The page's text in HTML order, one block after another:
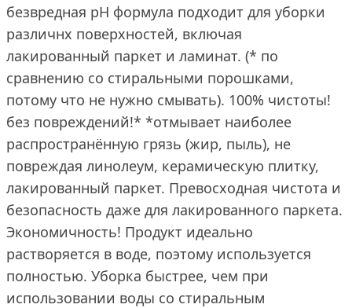
безвредная рН формула подходит для уборки
различнх поверхностей, включая
лакированный паркет и ламинат. (* по
сравнению со стиральными порошками,
потому что не нужно смывать). 100% чистоты!
без повреждений!* *отмывает наиболее
распространённую грязь (жир, пыль), не
повреждая линолеум, керамическую плитку,
лакированный паркет. Превосходная чистота и
безопасность даже для лакированного паркета.
Экономичность! Продукт идеально
растворяется в воде, поэтому используется
полностью. Уборка быстрее, чем при
использовании воды со стиральным